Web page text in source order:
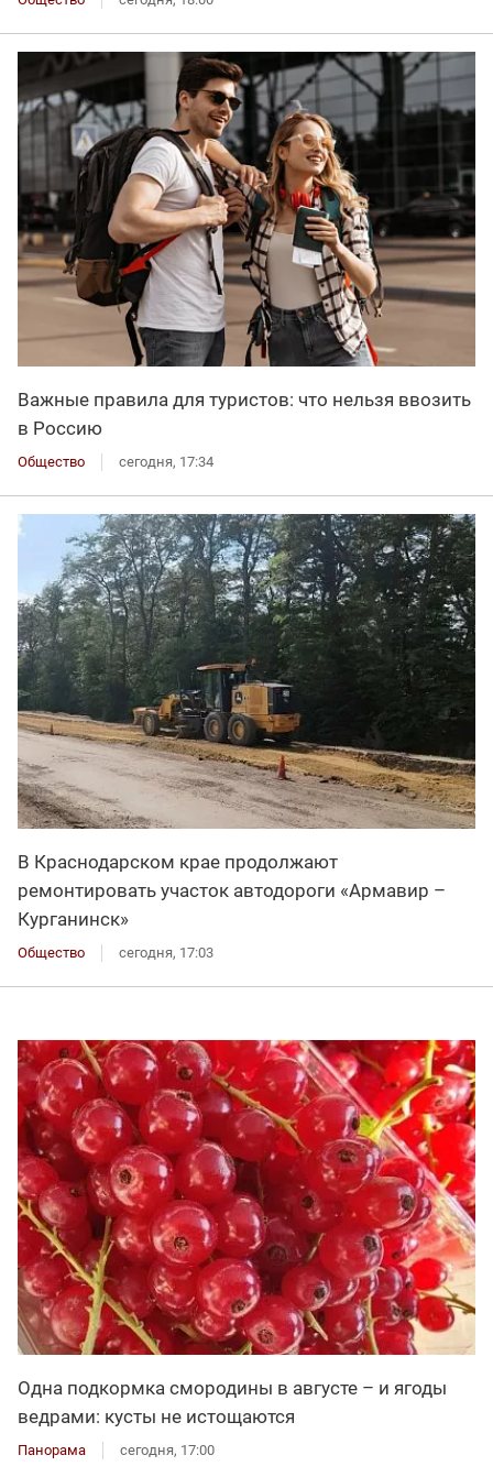
Важные правила для туристов: что нельзя ввозить
в Россию
Общество сегодня, 17:34
В Краснодарском крае продолжают
ремонтировать участок автодороги «Армавир –
Курганинск»
Общество сегодня, 17:03
Одна подкормка смородины в августе – и ягоды
ведрами: кусты не истощаются
Панорама сегодня, 17:00